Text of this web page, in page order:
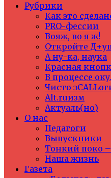
Рубрики
Как это
PRO-фессии
Вояж, во я ж!
Откройте
А ну-ка, наука
Красная
В процессе
Чисто
Alt.ruизм
Актуаль(но)
О нас
Педагоги
Выпускники
Тонкий поко
Наша жизнь
Газета